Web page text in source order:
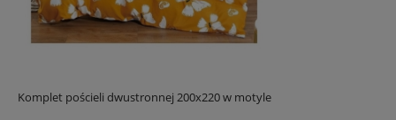
Komplet pościeli dwustronnej 200x220 w motyle